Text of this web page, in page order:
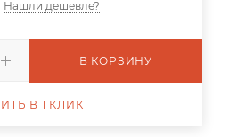
Нашли дешевле?
В КОРЗИНУ
В 1 КЛИК